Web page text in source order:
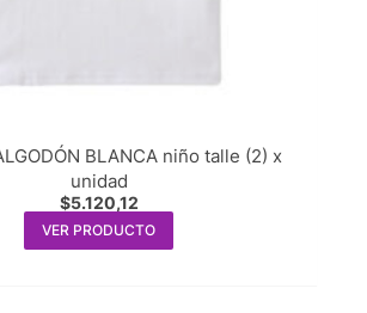
BLANCA niño talle (2) x
unidad
$5.120,12
VER PRODUCTO